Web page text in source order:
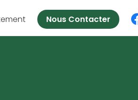
Nous Contacter